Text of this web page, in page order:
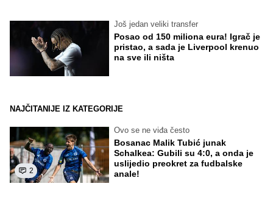
Još jedan veliki transfer
Posao od 150 miliona eura! Igrač je
pristao, a sada je Liverpool krenuo
na sve ili ništa
NAJČITANIJE IZ KATEGORIJE
2
Ovo se ne viđa često
Bosanac Malik Tubić junak
Schalkea: Gubili su 4:0, a onda je
uslijedio preokret za fudbalske
anale!